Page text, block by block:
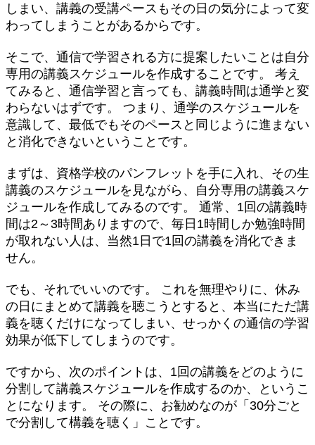
しまい、講義の受講ペースもその日の気分によって変
わってしまうことがあるからです。
そこで、通信で学習される方に提案したいことは自分
専用の講義スケジュールを作成することです。 考え
てみると、通信学習と言っても、講義時間は通学と変
わらないはずです。 つまり、通学のスケジュールを
意識して、最低でもそのペースと同じように進まない
と消化できないということです。
まずは、資格学校のパンフレットを手に入れ、その生
講義のスケジュールを見ながら、自分専用の講義スケ
ジュールを作成してみるのです。 通常、1回の講義時
間は2～3時間ありますので、毎日1時間しか勉強時間
が取れない人は、当然1日で1回の講義を消化できま
せん。
でも、それでいいのです。 これを無理やりに、休み
の日にまとめて講義を聴こうとすると、本当にただ講
義を聴くだけになってしまい、せっかくの通信の学習
効果が低下してしまうのです。
ですから、次のポイントは、1回の講義をどのように
分割して講義スケジュールを作成するのか、というこ
とになります。 その際に、お勧めなのが「30分ごと
で分割して構義を聴く」ことです。